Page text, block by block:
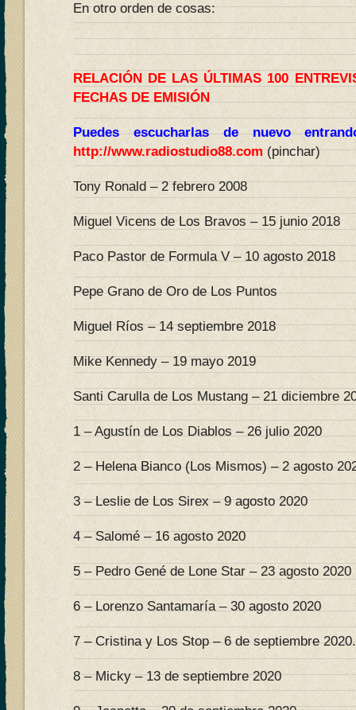
En otro orden de cosas:
RELACIÓN DE LAS ÚLTIMAS 100
FECHAS DE EMISIÓN
Puedes escucharlas de nuevo
http://www.radiostudio88.com(pinchar)
Tony Ronald – 2 febrero 2008
Miguel Vicens de Los Bravos – 15 junio 2018
Paco Pastor de Formula V – 10 agosto 2018
Pepe Grano de Oro de Los Puntos
Miguel Ríos – 14 septiembre 2018
Mike Kennedy – 19 mayo 2019
Santi Carulla de Los Mustang – 21 diciembre
1 – Agustín de Los Diablos – 26 julio 2020
2 – Helena Bianco (Los Mismos) – 2 agosto
3 – Leslie de Los Sirex – 9 agosto 2020
4 – Salomé – 16 agosto 2020
5 – Pedro Gené de Lone Star – 23 agosto 2020
6 – Lorenzo Santamaría – 30 agosto 2020
7 – Cristina y Los Stop – 6 de septiembre 2020.
8 – Micky – 13 de septiembre 2020